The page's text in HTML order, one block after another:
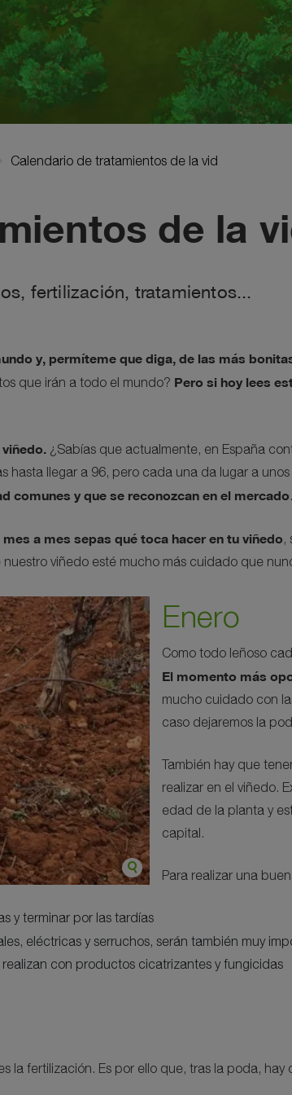
Calendario de tratamientos de la vid
de la
fertilización, tratamientos...
y, permíteme que diga, de las más
que irán a todo el mundo? Pero si hoy lees
¿Sabías que actualmente, en España
llegar a 96, pero cada una da lugar a
comunes y que se reconozcan en el mercado
a mes sepas qué toca hacer en tu viñedo,
viñedo esté mucho más cuidado que
Enero
Como todo leñoso
El momento más
mucho cuidado con
caso dejaremos la
También hay que
realizar en el viñedo.
edad de la planta y
capital.
Para realizar una
y terminar por las tardías
eléctricas y serruchos, serán también muy
con productos cicatrizantes y fungicidas
la fertilización. Es por ello que, tras la poda,